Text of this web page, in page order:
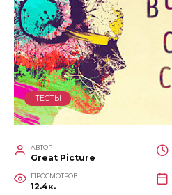
ТЕСТЫ
АВТОР
Great Picture
ПРОСМОТРОВ
12.4к.